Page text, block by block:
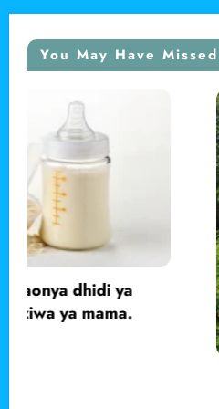
You May Have Missed
LOCAL
Mwanaume apigwa
kwa kutishia